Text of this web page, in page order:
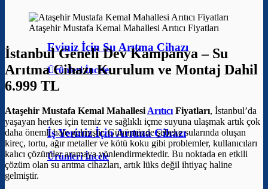
Eviniz İçin Su Arıtma Cihazı
Ürünleri İncele
İş Yeriniz İçin Arıtma Cihazı
Ürünleri İncele
Ataşehir Mustafa Kemal Mahallesi Arıtıcı Fiyatları
İstanbul Geneli Dev Kampanya – Su
Arıtma Cihazı Kurulum ve Montaj Dahil
6.999 TL
Ataşehir Mustafa Kemal MahallesiArıtıcıFiyatları, İstanbul’da
yaşayan herkes için temiz ve sağlıklı içme suyuna ulaşmak artık çok
daha önemli hale gelmiştir. Günümüzde şebeke sularında oluşan
kireç, tortu, ağır metaller ve kötü koku gibi problemler, kullanıcıları
kalıcı çözümler aramaya yönlendirmektedir. Bu noktada en etkili
çözüm olan su arıtma cihazları, artık lüks değil ihtiyaç haline
gelmiştir.